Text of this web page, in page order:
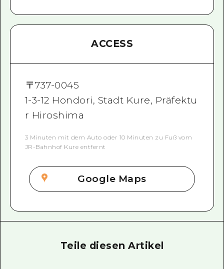
ACCESS
〒737-0045
1-3-12 Hondori, Stadt Kure, Präfektu
r Hiroshima
3 Minuten mit dem Auto oder 10 Minuten zu Fuß vom
JR-Bahnhof Kure entfernt
Google Maps
Teile diesen Artikel